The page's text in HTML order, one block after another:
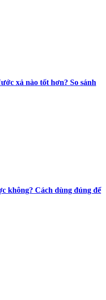
xả nào tốt hơn? So sánh
không? Cách dùng đúng để